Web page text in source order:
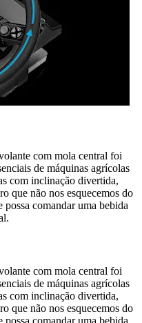
com mola central foi
de máquinas agrícolas
com inclinação divertida,
que não nos esquecemos do
comandar uma bebida
com mola central foi
de máquinas agrícolas
com inclinação divertida,
que não nos esquecemos do